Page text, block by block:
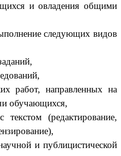
и овладения общими
следующих видов
работ, направленных на
обучающихся,
текстом (редактирование,
и публицистической